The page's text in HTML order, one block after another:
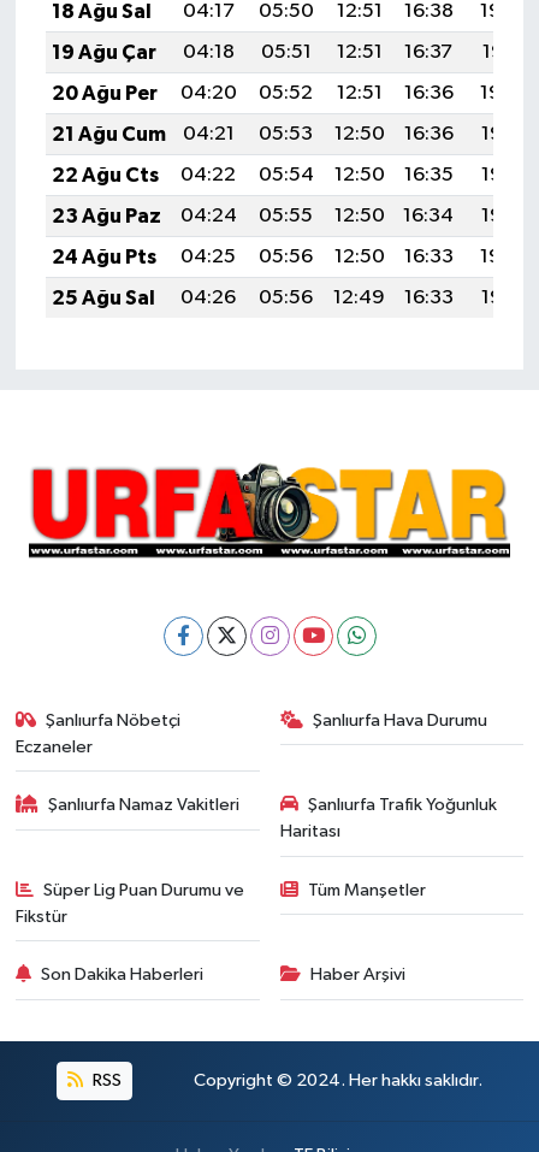
18 Ağu Sal
04:17 05:50 12:51 16:38
19:42
19 Ağu Çar
04:18 05:51 12:51 16:37
19:41
20 Ağu Per
04:20 05:52 12:51 16:36
19:40
21 Ağu Cum
04:21 05:53 12:50 16:36
19:38
22 Ağu Cts
04:22 05:54 12:50 16:35
19:37
23 Ağu Paz
04:24 05:55 12:50 16:34
19:35
24 Ağu Pts
04:25 05:56 12:50 16:33
19:34
25 Ağu Sal
04:26 05:56 12:49 16:33 19:32
Şanlıurfa Nöbetçi
Eczaneler
Şanlıurfa Hava Durumu
Şanlıurfa Namaz Vakitleri
Şanlıurfa Trafik Yoğunluk
Haritası
Süper Lig Puan Durumu ve
Fikstür
Tüm Manşetler
Son Dakika Haberleri Haber Arşivi
RSS Copyright © 2024. Her hakkı saklıdır.